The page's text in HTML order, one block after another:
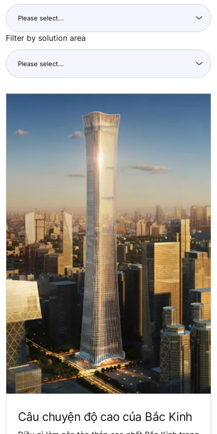
Filter by solution area
Câu chuyện độ cao của Bắc Kinh